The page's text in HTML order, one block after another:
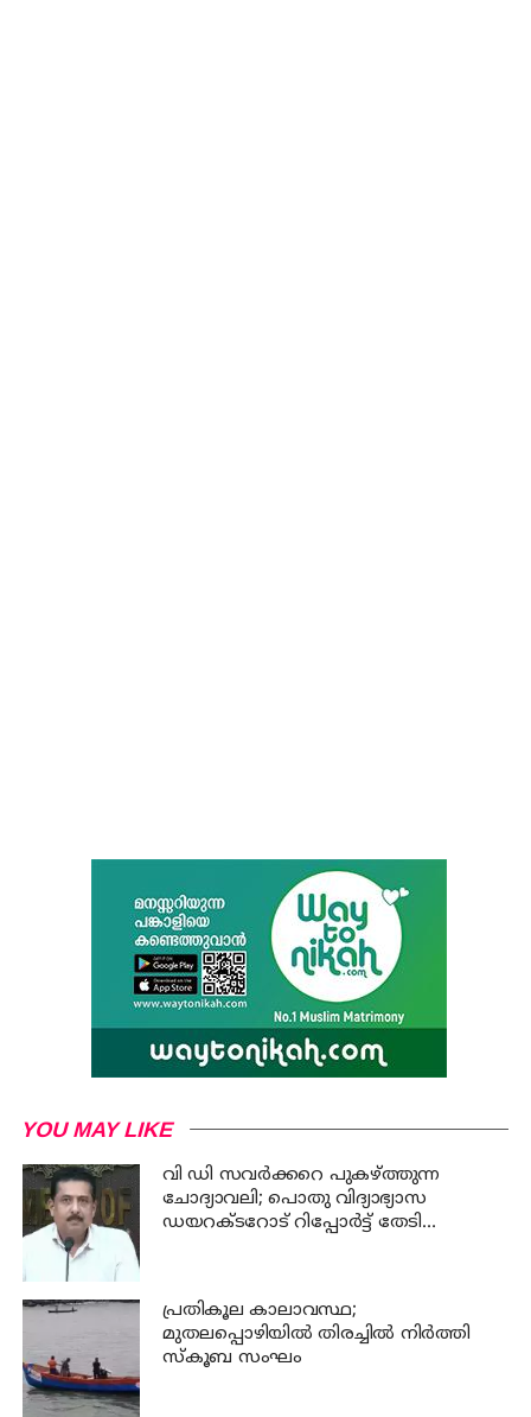
YOU MAY LIKE
വി ഡി സവര്‍ക്കറെ പുകഴ്ത്തുന്ന
ചോദ്യാവലി; പൊതു വിദ്യാഭ്യാസ
ഡയറക്ടറോട് റിപ്പോര്‍ട്ട് തേടി
പ്രതികൂല കാലാവസ്ഥ;
മുതലപ്പൊഴിയില്‍ തിരച്ചില്‍ നിര്‍ത്തി
സ്കൂബ സംഘം